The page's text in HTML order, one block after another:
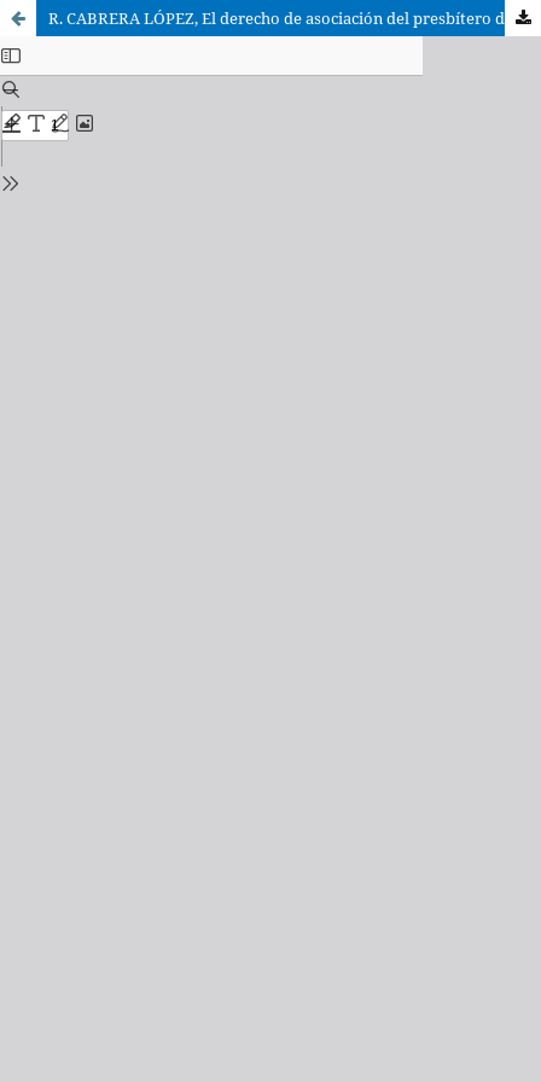
R. CABRERA LÓPEZ, El derecho de asociación del presbítero diocesano